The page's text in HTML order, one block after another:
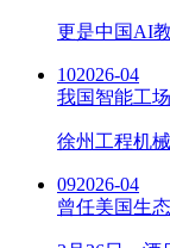
更是中国AI
102026-04
我国智能工
徐州工程机
092026-04
曾任美国生